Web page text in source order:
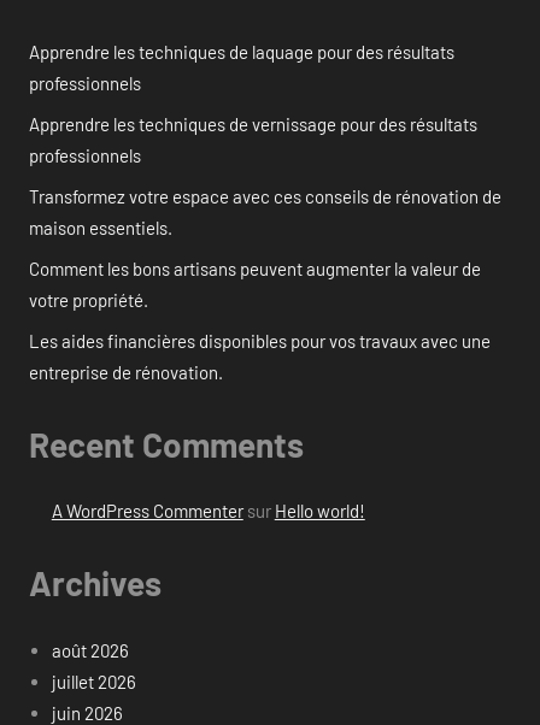
Apprendre les techniques de laquage pour des résultats
professionnels
Apprendre les techniques de vernissage pour des résultats
professionnels
Transformez votre espace avec ces conseils de rénovation de
maison essentiels.
Comment les bons artisans peuvent augmenter la valeur de
votre propriété.
Les aides financières disponibles pour vos travaux avec une
entreprise de rénovation.
Recent Comments
A WordPress Commentersur Hello world!
Archives
août 2026
juillet 2026
juin 2026